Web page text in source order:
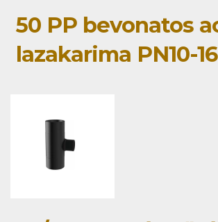
50 PP bevonatos
lazakarima PN10-16